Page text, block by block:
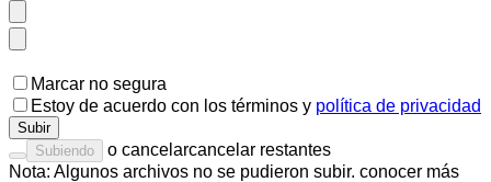
Marcar no segura
Estoy de acuerdo con los términos y política de privacidad
Subir
Subiendo
o cancelarcancelar restantes
Nota: Algunos archivos no se pudieron subir. conocer más